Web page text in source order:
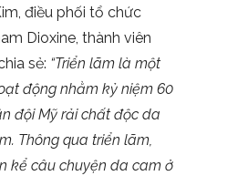
điều phối tổ chức
Dioxine, thành viên
sẻ: “Triển lãm là một
động nhằm kỷ niệm 60
đội Mỹ rải chất độc da
Thông qua triển lãm,
kể câu chuyện da cam ở